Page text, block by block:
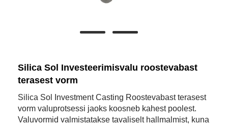
Silica Sol Investeerimisvalu roostevabast
terasest vorm
Silica Sol Investment Casting Roostevabast terasest
vorm valuprotsessi jaoks koosneb kahest poolest.
Valuvormid valmistatakse tavaliselt hallmalmist, kuna